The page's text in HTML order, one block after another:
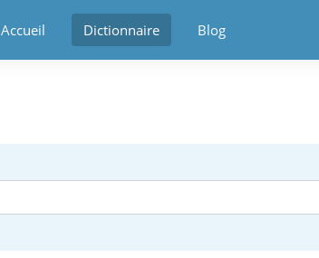
Accueil Dictionnaire Blog